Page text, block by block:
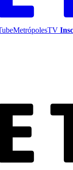
MetrópolesTV